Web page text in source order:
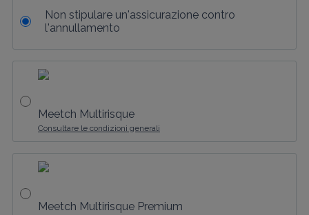
Non stipulare un'assicurazione contro
l'annullamento
Meetch Multirisque
Consultare le condizioni generali
Meetch Multirisque Premium